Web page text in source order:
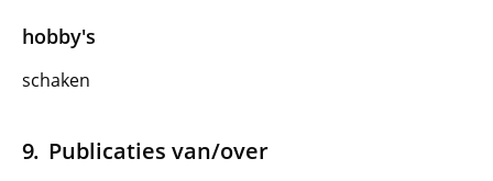
hobby's
schaken
Publicaties van/over